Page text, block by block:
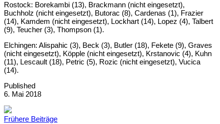
Rostock: Borekambi (13), Brackmann (nicht eingesetzt),
Buchholz (nicht eingesetzt), Butorac (8), Cardenas (1), Frazier
(14), Kamdem (nicht eingesetzt), Lockhart (14), Lopez (4), Talbert
(9), Teucher (3), Thompson (1).
Elchingen: Alispahic (3), Beck (3), Butler (18), Fekete (9), Graves
(nicht eingesetzt), Köpple (nicht eingesetzt), Krstanovic (4), Kuhn
(11), Lescault (18), Petric (5), Rozic (nicht eingesetzt), Vucica
(14).
Published
6. Mai 2018
Frühere Beiträge